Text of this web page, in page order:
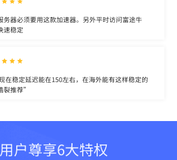
务器必须要用这款加速器。另外平时访问富途牛
速稳定
在稳定延迟能在150左右，在海外能有这样稳定的
裂推荐”
户尊享6大特权